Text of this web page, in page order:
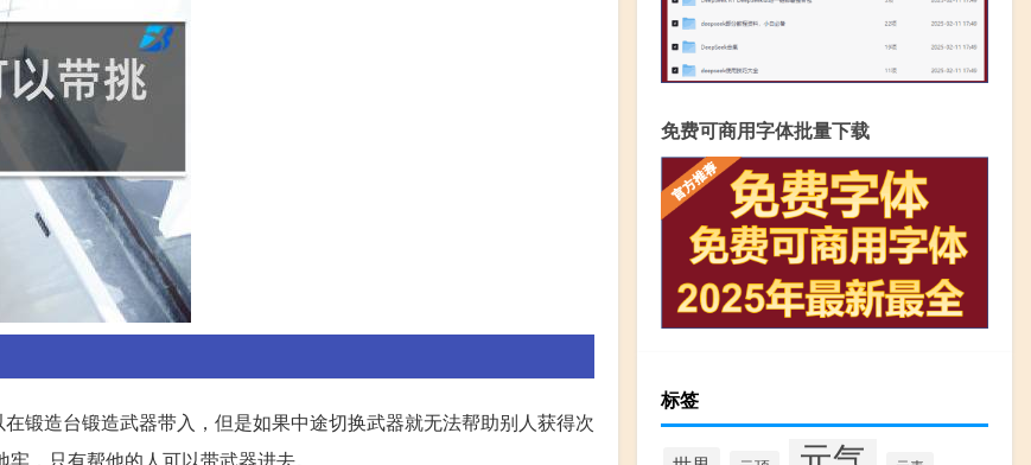
锻造台锻造武器带入，但是如果中途切换武器就无法帮助别人获得次
免费可商用字体批量下载
标签